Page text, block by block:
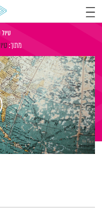
טיול
מתוך: